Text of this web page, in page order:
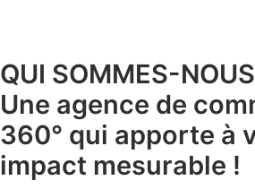
QUI SOMMES-
Une agence de
360° qui apporte à
impact mesurable !